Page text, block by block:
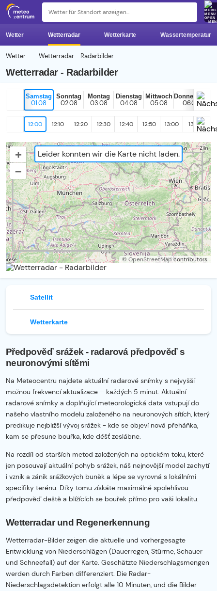
z
Wetter Wetterradar Wetterkarte Wassertemperatur
Wetter Wetterradar - Radarbilder
Wetterradar - Radarbilder
Samstag
01.08
Sonntag
02.08
Montag
03.08
Dienstag
04.08
Mittwoch
05.08
Donnerstag
06.08
12:00 12:10 12:20 12:30 12:40 12:50 13:00 13:10
Leider konnten wir die Karte nicht laden.
+
–
© OpenStreetMapcontributors.
Satellit
Wetterkarte
Předpověď srážek - radarová předpověď s
neuronovými sítěmi
Na Meteocentru najdete aktuální radarové snímky s nejvyšší
možnou frekvencí aktualizace – každých 5 minut. Aktuální
radarové snímky a doplňující meteorologická data vstupují do
našeho vlastního modelu založeného na neuronových sítích, který
predikuje nejbližší vývoj srážek - kde se objeví nová přeháňka,
kam se přesune bouřka, kde déšť zeslábne.
Na rozdíl od starších metod založených na optickém toku, které
jen posouvají aktuální pohyb srážek, náš nejnovější model zachytí
i vznik a zánik srážkových buněk a lépe se vyrovná s lokálními
specifiky terénu. Díky tomu získáte maximálně spolehlivou
předpověď deště a blížících se bouřek přímo pro vaši lokalitu.
Wetterradar und Regenerkennung
Wetterradar-Bilder zeigen die aktuelle und vorhergesagte
Entwicklung von Niederschlägen (Dauerregen, Stürme, Schauer
und Schneefall) auf der Karte. Geschätzte Niederschlagsmengen
werden durch Farben differenziert. Die Radar-
Niederschlagsdetektion erfolgt alle 10 Minuten, und die Bilder